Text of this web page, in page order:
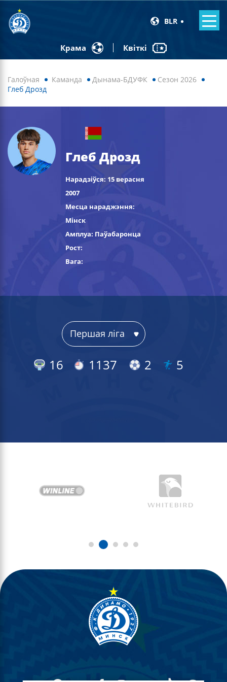
BLR
Крама Квіткі
Галоўная Каманда Дынама-БДУФК
Сезон 2026
Глеб Дрозд
Глеб Дрозд
Нарадзіўся: 15 верасня
2007
Месца нараджэння:
Мінск
Амплуа: Паўабаронца
Рост:
Вага:
16 1137 2 5